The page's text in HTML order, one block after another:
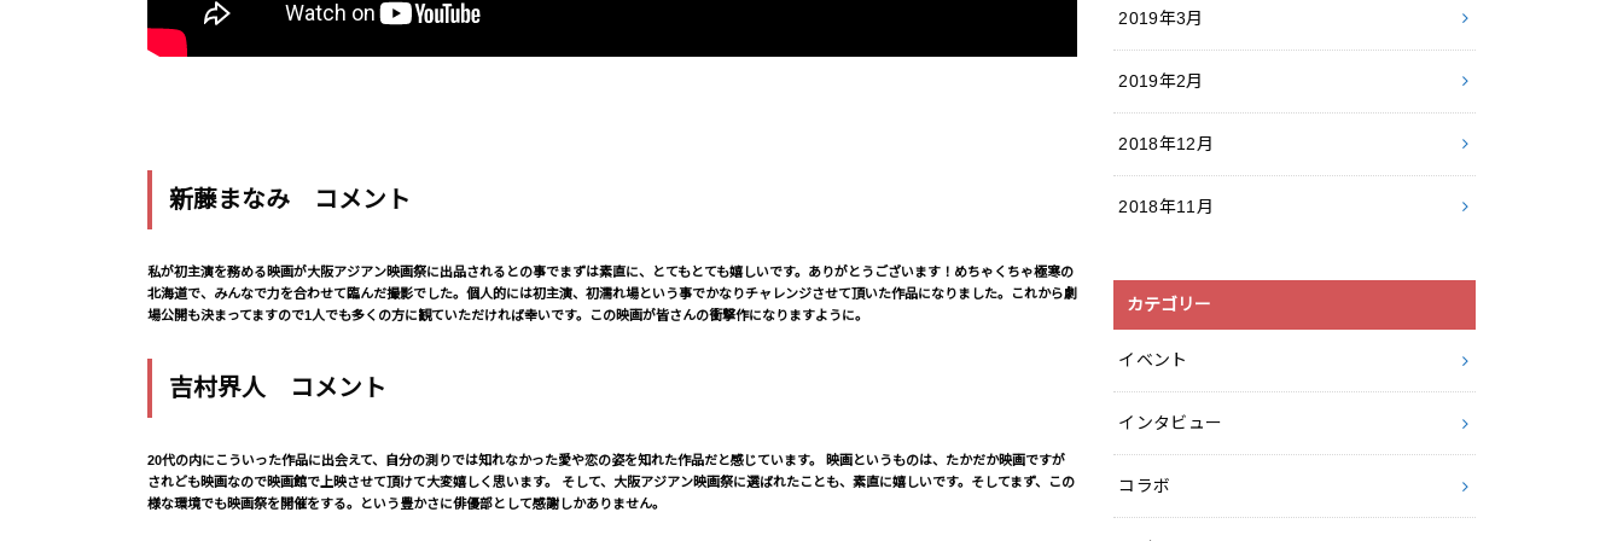
新藤まなみ コメント
私が初主演を務める映画が大阪アジアン映画祭に出品されるとの事でまずは素直に、とてもとても嬉しいです。ありがとうございます！めちゃくちゃ極寒の
北海道で、みんなで力を合わせて臨んだ撮影でした。個人的には初主演、初濡れ場という事でかなりチャレンジさせて頂いた作品になりました。これから劇
場公開も決まってますので1人でも多くの方に観ていただければ幸いです。この映画が皆さんの衝撃作になりますように。
吉村界人 コメント
20代の内にこういった作品に出会えて、自分の測りでは知れなかった愛や恋の姿を知れた作品だと感じています。 映画というものは、たかだか映画ですが
されども映画なので映画館で上映させて頂けて大変嬉しく思います。 そして、大阪アジアン映画祭に選ばれたことも、素直に嬉しいです。そしてまず、この
様な環境でも映画祭を開催をする。という豊かさに俳優部として感謝しかありません。
2019年3月
2019年2月
2018年12月
2018年11月
カテゴリー
イベント
インタビュー
コラボ